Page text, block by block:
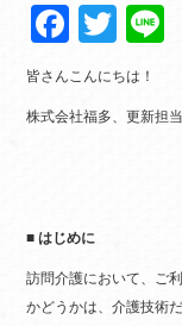
Fa
ce
bo
ok
T
wi
tte
r
皆さんこんにちは！
株式会社福多、更新担
■ はじめに
訪問介護において、ご
かどうかは、介護技術